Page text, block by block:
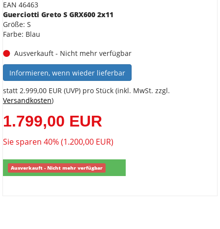
EAN 46463
Guerciotti Greto S GRX600 2x11
Größe: S
Farbe: Blau
Ausverkauft - Nicht mehr verfügbar
Informieren, wenn wieder lieferbar
statt 2.999,00 EUR (UVP) pro Stück (inkl. MwSt. zzgl.
Versandkosten)
1.799,00 EUR
Sie sparen 40% (1.200,00 EUR)
Ausverkauft - Nicht mehr verfügbar